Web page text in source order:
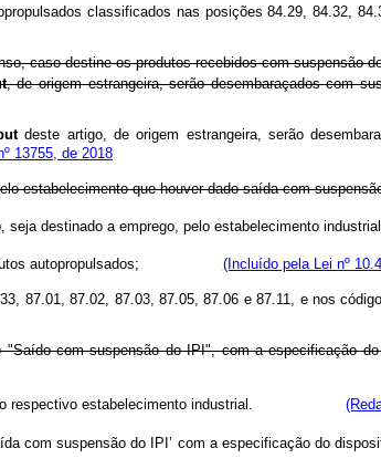
classificados nas posições 84.29, 84.32,
caso destine os produtos recebidos com suspensão
, de origem estrangeira, serão desembaraçados com
deste artigo, de origem estrangeira, serão
13755, de 2018
estabelecimento que houver dado saída com
destinado a emprego, pelo estabelecimento
produtos autopropulsados; (Incluído pela Lei nº
84.33, 87.01, 87.02, 87.03, 87.05, 87.06 e 87.11,
com suspensão do IPI", com a especificação
IPI pelo respectivo estabelecimento industrial.
com suspensão do IPI’ com a especificação do